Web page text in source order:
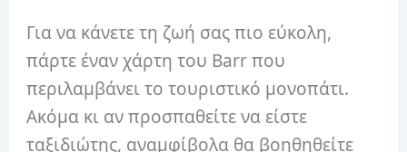
Για να κάνετε τη ζωή σας πιο εύκολη,
πάρτε έναν χάρτη του Barr που
περιλαμβάνει το τουριστικό μονοπάτι.
Ακόμα κι αν προσπαθείτε να είστε
ταξιδιώτης, αναμφίβολα θα βοηθηθείτε